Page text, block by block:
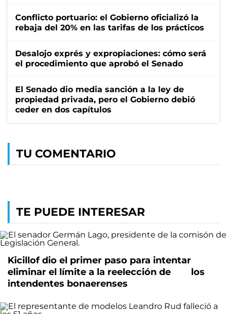
Conflicto portuario: el Gobierno oficializó la
rebaja del 20% en las tarifas de los prácticos
Desalojo exprés y expropiaciones: cómo será
el procedimiento que aprobó el Senado
El Senado dio media sanción a la ley de
propiedad privada, pero el Gobierno debió
ceder en dos capítulos
TU COMENTARIO
TE PUEDE INTERESAR
Kicillof dio el primer paso para intentar
eliminar el límite a la reelección de los
intendentes bonaerenses